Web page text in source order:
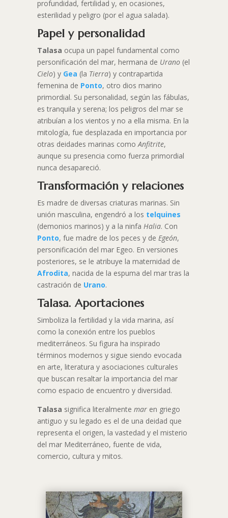
profundidad, fertilidad y, en ocasiones,
esterilidad y peligro (por el agua salada).
Papel y personalidad
Talasa ocupa un papel fundamental como
personificación del mar, hermana de Urano (el
Cielo) y Gea (la Tierra) y contrapartida
femenina de Ponto, otro dios marino
primordial. Su personalidad, según las fábulas,
es tranquila y serena; los peligros del mar se
atribuían a los vientos y no a ella misma. En la
mitología, fue desplazada en importancia por
otras deidades marinas comoAnfitrite,
aunque su presencia como fuerza primordial
nunca desapareció.
Transformación y relaciones
Es madre de diversas criaturas marinas. Sin
unión masculina, engendró a los telquines
(demonios marinos) y a la ninfa Halia. Con
Ponto, fue madre de los peces y de Egeón,
personificación del mar Egeo. En versiones
posteriores, se le atribuye la maternidad de
Afrodita, nacida de la espuma del mar tras la
castración de Urano.
Talasa. Aportaciones
Simboliza la fertilidad y la vida marina, así
como la conexión entre los pueblos
mediterráneos. Su figura ha inspirado
términos modernos y sigue siendo evocada
en arte, literatura y asociaciones culturales
que buscan resaltar la importancia del mar
como espacio de encuentro y diversidad.
Talasa significa literalmente maren griego
antiguo y su legado es el de una deidad que
representa el origen, la vastedad y el misterio
del mar Mediterráneo, fuente de vida,
comercio, cultura y mitos.